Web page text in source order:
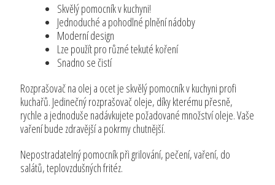
Skvělý pomocník v kuchyni!
Jednoduché a pohodlné plnění nádoby
Moderní design
Lze použít pro různé tekuté koření
Snadno se čistí
Rozprašovač na olej a ocet je skvělý pomocník v kuchyni profi
kuchařů. Jedinečný rozprašovač oleje, díky kterému přesně,
rychle a jednoduše nadávkujete požadované množství oleje. Vaše
vaření bude zdravější a pokrmy chutnější.
Nepostradatelný pomocník při grilování, pečení, vaření, do
salátů, teplovzdušných fritéz.